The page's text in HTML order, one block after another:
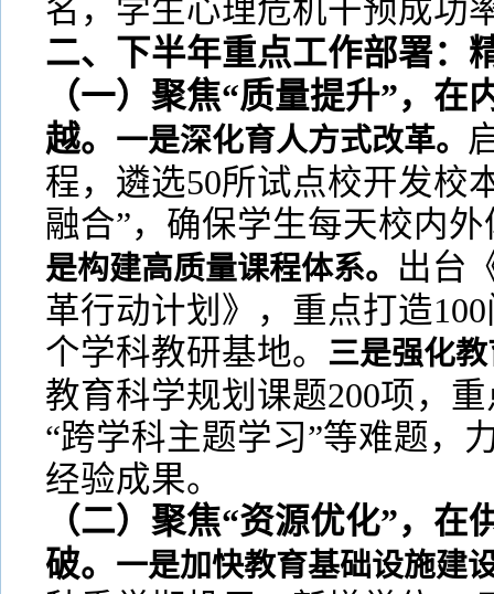
名，学生心理危机干预成功
二、下半年重点工作部署：
（一）聚焦“质量提升”，在
越。 一是深化育人方式改革。
程，遴选50所试点校开发校
融合”，确保学生每天校内
是构建高质量课程体系。 出台
革行动计划》，重点打造
个学科教研基地。 三是强化
教育科学规划课题200项，
“跨学科主题学习”等难题，
经验成果。
（二）聚焦“资源优化”，在
破。 一是加快教育基础设施建